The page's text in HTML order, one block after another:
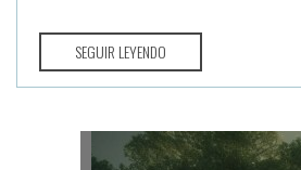
SEGUIR LEYENDO